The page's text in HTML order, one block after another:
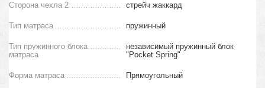
Сторона чехла 2 стрейч жаккард
Тип матраса пружинный
Тип пружинного блока
матраса
независимый пружинный блок
"Pocket Spring"
Форма матраса Прямоугольный